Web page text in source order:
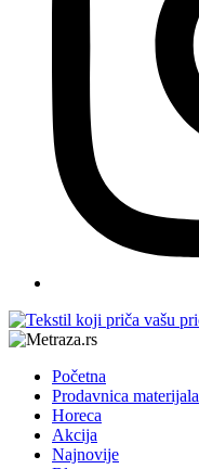
Početna
Prodavnica materijala
Horeca
Akcija
Najnovije